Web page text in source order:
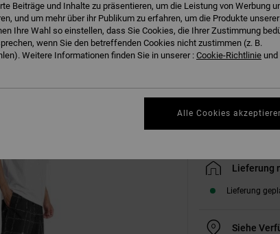
S M
Lieferung
Lieferung
Siehe
Beiträge und Inhalte zu präsentieren, um die Leistung von Werbung
und um mehr über ihr Publikum zu erfahren, um die Produkte unserer
Ihre Wahl so einstellen, dass Sie Cookies, die Ihrer Zustimmung
wenn Sie den betreffenden Cookies nicht zustimmen (z. B.
Weitere Informationen finden Sie in unserer : Cookie-Richtlinie und
Alle Cookies